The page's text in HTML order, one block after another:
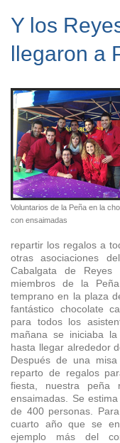
Y los
llegaron a
Voluntarios de la Peña en la
con ensaimadas
repartir los regalos a
otras asociaciones
Cabalgata de Reyes
miembros de la
temprano en la plaza
fantástico chocolate
para todos los
mañana se iniciaba
hasta llegar alrededor
Después de una
reparto de regalos
fiesta, nuestra
ensaimadas. Se
de 400 personas.
cuarto año que se
ejemplo más del